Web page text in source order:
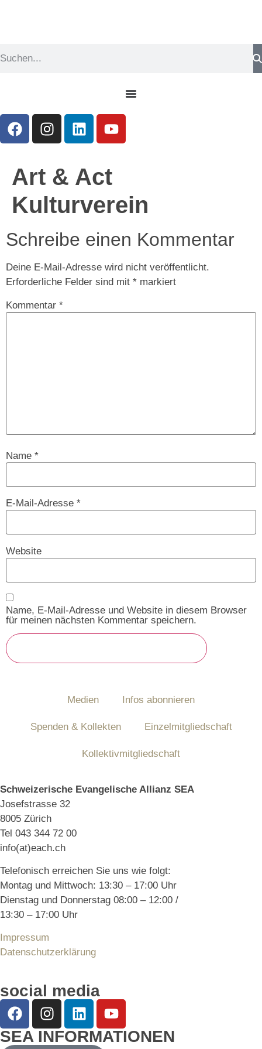
Art & Act
Kulturverein
Schreibe einen Kommentar
Deine E-Mail-Adresse wird nicht veröffentlicht.
Erforderliche Felder sind mit * markiert
Kommentar *
Name *
E-Mail-Adresse *
Website
Name, E-Mail-Adresse und Website in diesem Browser
für meinen nächsten Kommentar speichern.
Medien Infos abonnieren
Spenden & Kollekten Einzelmitgliedschaft
Kollektivmitgliedschaft
Schweizerische Evangelische Allianz SEA
Josefstrasse 32
8005 Zürich
Tel 043 344 72 00
info(at)each.ch
Telefonisch erreichen Sie uns wie folgt:
Montag und Mittwoch: 13:30 – 17:00 Uhr
Dienstag und Donnerstag 08:00 – 12:00 /
13:30 – 17:00 Uhr
Impressum
Datenschutzerklärung
social media
SEA INFORMATIONEN